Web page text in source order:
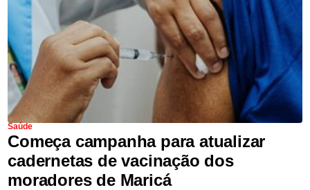
Saúde
Começa campanha para atualizar
cadernetas de vacinação dos
moradores de Maricá